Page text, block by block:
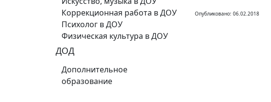
Коррекционная работа в ДОУ
Психолог в ДОУ
Физическая культура в ДОУ
ДОД
Дополнительное
образование
Опубликовано: 06.02.2018